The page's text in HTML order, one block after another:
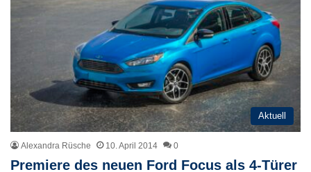
Aktuell
Alexandra Rüsche 10. April 2014 0
Premiere des neuen Ford Focus als 4-Türer